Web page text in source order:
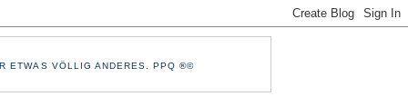
ETWAS VÖLLIG ANDERES. PPQ ®©